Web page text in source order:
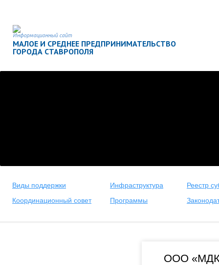
Информационный сайт
МАЛОЕ И СРЕДНЕЕ ПРЕДПРИНИМАТЕЛЬСТВО
ГОРОДА СТАВРОПОЛЯ
Виды поддержки Инфраструктура
Реестр
Координационный совет
Программы
ООО